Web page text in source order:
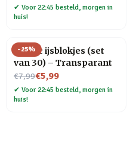
✔ Voor 22:45 besteld, morgen in
huis!
-25%
Plastic ijsblokjes (set
van 30) – Transparant
€7,99
Nu voor€5,99
✔ Voor 22:45 besteld, morgen in
huis!